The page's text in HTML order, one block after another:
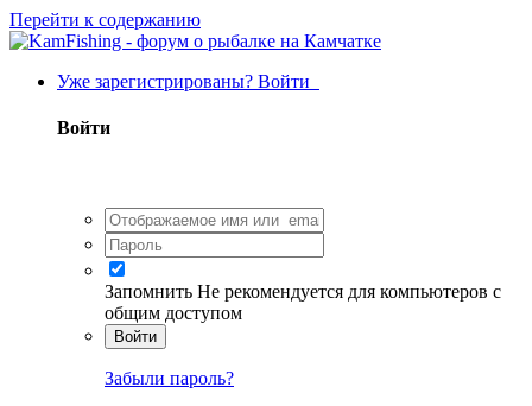
Перейти к содержанию
Уже зарегистрированы? Войти
Войти
Запомнить Не рекомендуется для компьютеров с
общим доступом
Войти
Забыли пароль?